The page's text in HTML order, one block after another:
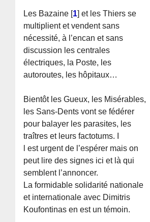
Les Bazaine [1] et les Thiers se
multiplient et vendent sans
nécessité, à l’encan et sans
discussion les centrales
électriques, la Poste, les
autoroutes, les hôpitaux…
Bientôt les Gueux, les Misérables,
les Sans-Dents vont se fédérer
pour balayer les parasites, les
traîtres et leurs factotums. I
l est urgent de l’espérer mais on
peut lire des signes ici et là qui
semblent l’annoncer.
La formidable solidarité nationale
et internationale avec Dimitris
Koufontinas en est un témoin.